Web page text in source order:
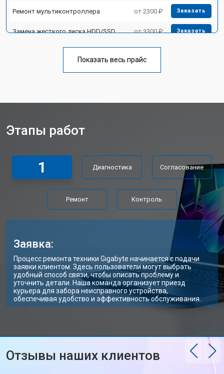
Ремонт мультиконтроллера от 2300 ₽ Заказать
Замена жесткого диска HDD/SSD от 3300 ₽ Заказать
Замена тачпада ноутбука Gigabyte от 1500 ₽
Замена матрицы ноутбука Gigabyte
Ремонт цепи питания от 3500 ₽ Заказать
Замена USB порта от 2200 ₽ Заказать
Замена звуковой карты от 1700 ₽ Заказать
Заказать
Заказать
Замена оперативной памяти от 1100 ₽ Заказать
Прошивка BIOS ноутбука Gigabyte от 1500 ₽
Показать весь прайс
Этапы работ
1 Диагностика Согласование
Ремонт Контроль
Заявка:
Процесс ремонта техники Gigabyte начинается с подачи
заявки клиентом. Здесь пользователи могут выбрать
удобный способ связи, чтобы описать проблему и
уточнить детали. Наша команда организует приезд
курьера для забора неисправного устройства,
обеспечивая удобство и эффективность обслуживания.
Отзывы наших клиентов